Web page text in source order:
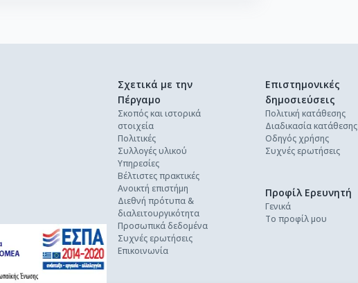
Σχετικά με την
Πέργαμο
Σκοπός και ιστορικά
στοιχεία
Πολιτικές
Συλλογές υλικού
Υπηρεσίες
Βέλτιστες πρακτικές
Ανοικτή επιστήμη
Διεθνή πρότυπα &
διαλειτουργικότητα
Προσωπικά δεδομένα
Συχνές ερωτήσεις
Επικοινωνία
Επιστημονικές
δημοσιεύσεις
Πολιτική κατάθεσης
Διαδικασία κατάθεσης
Οδηγός χρήσης
Συχνές ερωτήσεις
Προφίλ Ερευνητή
Γενικά
Το προφίλ μου